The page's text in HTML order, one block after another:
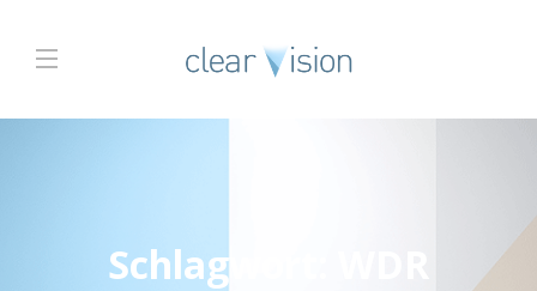
Schlagwort: